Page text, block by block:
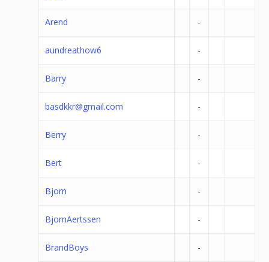
Arend -
aundreathow6 -
Barry -
basdkkr@gmail.com -
Berry -
Bert -
Bjorn -
BjornAertssen -
BrandBoys -